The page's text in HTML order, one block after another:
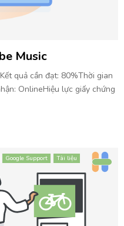
Music
quả cần đạt: 80%Thời gian
OnlineHiệu lực giấy chứng
Google Support Tài liệu